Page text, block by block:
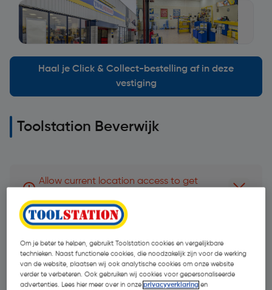
Haal je Click & Collect-bestelling af in deze
vestiging
Toolstation Beverwijk
Allow current location access to get
Adres:
Flevoland 32, 1948 RH Beverwijk
Routebeschrijving
Om je beter te helpen, gebruikt Toolstation cookies en vergelijkbare
technieken. Naast functionele cookies, die noodzakelijk zijn voor de werking
van de website, plaatsen wij ook analytische cookies om onze website
verder te verbeteren. Ook gebruiken wij cookies voor gepersonaliseerde
advertenties. Lees hier meer over in onzeprivacyverklaring en